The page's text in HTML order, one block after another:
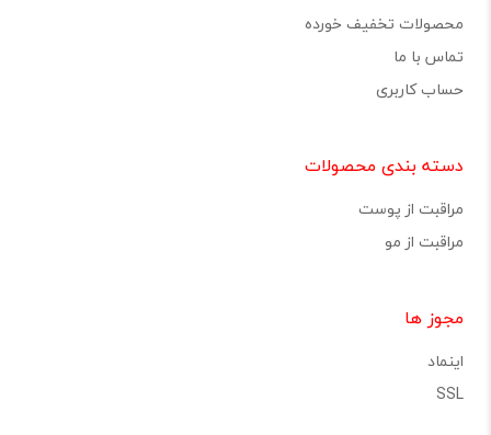
محصولات تخفیف خورده
تماس با ما
حساب کاربری
دسته بندی محصولات
مراقبت از پوست
مراقبت از مو
مجوز ها
اینماد
SSL